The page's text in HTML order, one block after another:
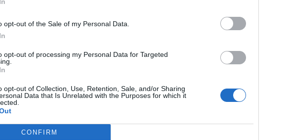
opt-out of the Sale of my Personal Data.
opt-out of processing my Personal Data for Targeted
opt-out of Collection, Use, Retention, Sale, and/or Sharing
Data that Is Unrelated with the Purposes for which it
CONFIRM
i cinque trend
in Podcastingper le aziende, ma
Istituzioni, ovvero utilizzare il
dipendenti per costruire una
e coerente con l’identità
da tanti punti di vista da